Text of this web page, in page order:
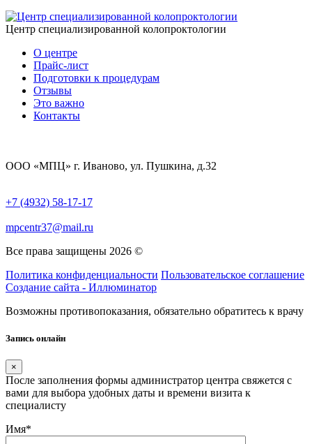
Центр специализированной колопроктологии
О центре
Прайс-лист
Подготовки к процедурам
Отзывы
Это важно
Контакты
ООО «МПЦ» г. Иваново, ул. Пушкина, д.32
+7 (4932) 58-17-17
mpcentr37@mail.ru
Все права защищены 2026 ©
Политика конфиденциальности Пользовательское соглашение
Создание сайта - Иллюминатор
Возможны противопоказания, обязательно обратитесь к врачу
Запись онлайн
×
После заполнения формы администратор центра свяжется с
вами для выбора удобных даты и времени визита к
специалисту
Имя*